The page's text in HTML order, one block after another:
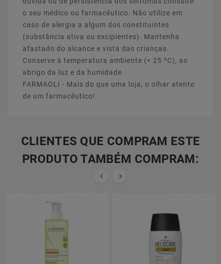
o seu médico ou farmacêutico. Não utilize em
caso de alergia a algum dos constituintes
(substância ativa ou excipientes). Mantenha
afastado do alcance e vista das crianças.
Conserve à temperatura ambiente (< 25 ºC), ao
abrigo da luz e da humidade.
FARMAOLI - Mais do que uma loja, o olhar atento
de um farmacêutico!
CLIENTES QUE COMPRAM ESTE
PRODUTO TAMBÉM COMPRAM:
 